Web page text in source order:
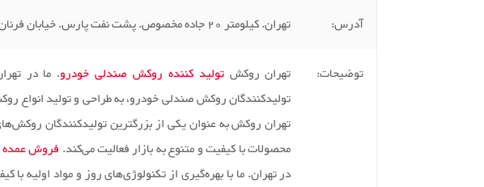
آدرس: تهران. کیلومتر 20 جاده مخصوص. پشت نفت پارس. خیابان فرنان پلاک 5
توضیحات: تهران روکشتولید کننده روکش صندلی خودرو. ما در
تولیدکنندگان روکش صندلی خودرو، به طراحی و تولید انواع
تهران روکش به عنوان یکی از بزرگترین تولیدکنندگان
محصولات با کیفیت و متنوع به بازار فعالیت می‌کند. فروش
در تهران. ما با بهره‌گیری از تکنولوژی‌های روز و مواد اولیه